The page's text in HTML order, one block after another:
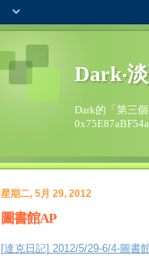
Dark‧
Dark的「第三
星期二, 5月 29, 2012
圖書館AP
[達克日記] 2012/5/29-6/4-圖書